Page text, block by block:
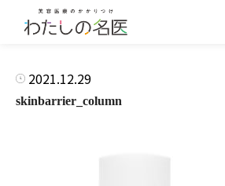
2021.12.29
skinbarrier_column